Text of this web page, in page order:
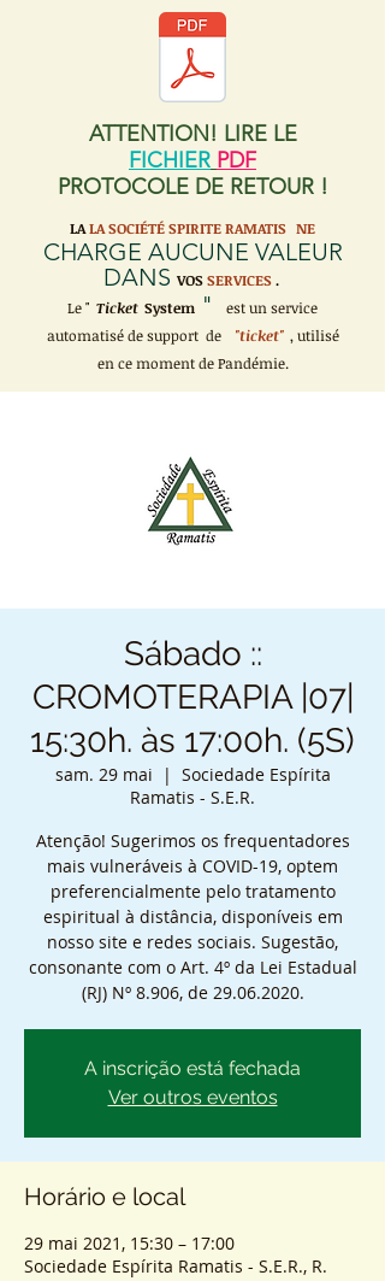
ATTENTION! LIRE LE
FICHIER PDF
PROTOCOLE DE RETOUR !
LALA SOCIÉTÉ SPIRITE RAMATIS NE
CHARGE AUCUNE VALEUR
DANS VOS SERVICES.
Le " Ticket System "
est un service
automatisé de support de
"ticket" , utilisé
en ce moment de Pandémie.
Sábado ::
CROMOTERAPIA |07|
15:30h. às 17:00h. (5S)
sam. 29 mai
  |
Sociedade Espírita
Ramatis - S.E.R.
Atenção! Sugerimos os frequentadores
mais vulneráveis à COVID-19, optem
preferencialmente pelo tratamento
espiritual à distância, disponíveis em
nosso site e redes sociais. Sugestão,
consonante com o Art. 4º da Lei Estadual
(RJ) Nº 8.906, de 29.06.2020.
A inscrição está fechada
Ver outros eventos
Horário e local
29 mai 2021, 15:30 – 17:00
Sociedade Espírita Ramatis - S.E.R., R.